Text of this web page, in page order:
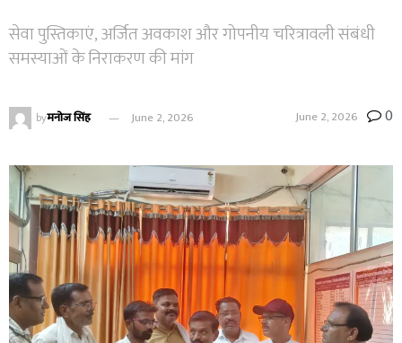
सेवा पुस्तिकाएं, अर्जित अवकाश और गोपनीय चरित्रावली संबंधी
समस्याओं के निराकरण की मांग
byमनोज सिंह June 2, 2026 June 2, 2026 0